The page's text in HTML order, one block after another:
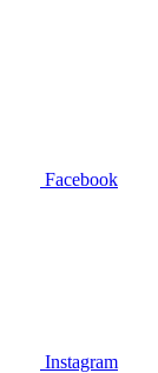
Facebook
Instagram